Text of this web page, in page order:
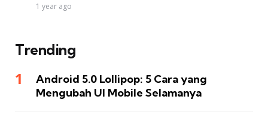
1 year ago
Trending
Android 5.0 Lollipop: 5 Cara yang
Mengubah UI Mobile Selamanya